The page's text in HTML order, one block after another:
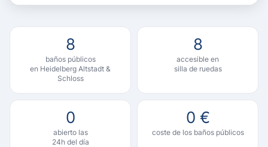
8
baños públicos
en Heidelberg Altstadt &
Schloss
8
accesible en
silla de ruedas
0
abierto las
24h del día
0 €
coste de los baños públicos